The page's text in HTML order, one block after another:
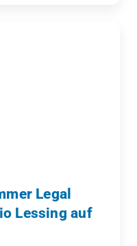
Legal
Lessing auf